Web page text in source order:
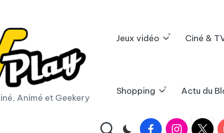
Animé et Geekery
Jeux vidéo Ciné &
Shopping Actu du
FacebookInstagram
X